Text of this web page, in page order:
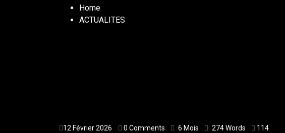
Home
ACTUALITES
12 Février 2026 0 Comments 6 Mois 274 Words 114